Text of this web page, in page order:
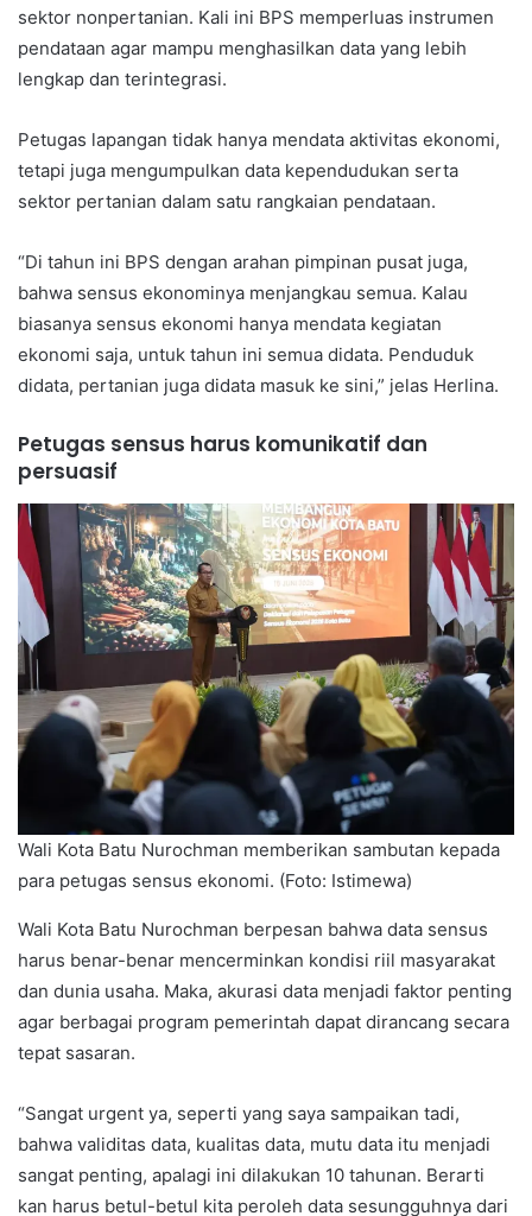
sektor nonpertanian. Kali ini BPS memperluas instrumen
pendataan agar mampu menghasilkan data yang lebih
lengkap dan terintegrasi.
Petugas lapangan tidak hanya mendata aktivitas ekonomi,
tetapi juga mengumpulkan data kependudukan serta
sektor pertanian dalam satu rangkaian pendataan.
“Di tahun ini BPS dengan arahan pimpinan pusat juga,
bahwa sensus ekonominya menjangkau semua. Kalau
biasanya sensus ekonomi hanya mendata kegiatan
ekonomi saja, untuk tahun ini semua didata. Penduduk
didata, pertanian juga didata masuk ke sini,” jelas Herlina.
Petugas sensus harus komunikatif dan
persuasif
Wali Kota Batu Nurochman memberikan sambutan kepada
para petugas sensus ekonomi. (Foto: Istimewa)
Wali Kota Batu Nurochman berpesan bahwa data sensus
harus benar-benar mencerminkan kondisi riil masyarakat
dan dunia usaha. Maka, akurasi data menjadi faktor penting
agar berbagai program pemerintah dapat dirancang secara
tepat sasaran.
“Sangat urgent ya, seperti yang saya sampaikan tadi,
bahwa validitas data, kualitas data, mutu data itu menjadi
sangat penting, apalagi ini dilakukan 10 tahunan. Berarti
kan harus betul-betul kita peroleh data sesungguhnya dari